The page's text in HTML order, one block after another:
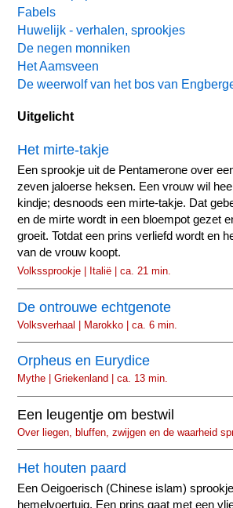
Fabels
Huwelijk - verhalen, sprookjes
De negen monniken
Het Aamsveen
De weerwolf van het bos van
Uitgelicht
Het mirte-takje
Een sprookje uit de Pentamerone over
zeven jaloerse heksen. Een vrouw wil
kindje; desnoods een mirte-takje. Dat
en de mirte wordt in een bloempot gezet
groeit. Totdat een prins verliefd wordt en
van de vrouw koopt.
Volkssprookje | Italië | ca. 21 min.
De ontrouwe echtgenote
Volksverhaal | Marokko | ca. 6 min.
Orpheus en Eurydice
Mythe | Griekenland | ca. 13 min.
Een leugentje om bestwil
Over liegen, bluffen, zwijgen en de waarheid
Het houten paard
Een Oeigoerisch (Chinese islam)
hemelvoertuig. Een prins gaat met een